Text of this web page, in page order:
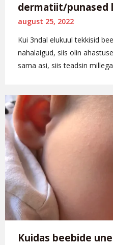
dermatiit/punased
august 25, 2022
Kui 3ndal elukuul tekkisid
nahalaigud, siis olin
sama asi, siis teadsin
Kuidas beebide